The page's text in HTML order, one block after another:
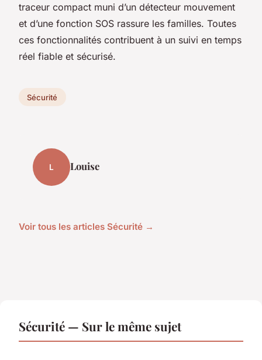
traceur compact muni d’un détecteur mouvement
et d’une fonction SOS rassure les familles. Toutes
ces fonctionnalités contribuent à un suivi en temps
réel fiable et sécurisé.
Sécurité
L Louise
Voir tous les articles Sécurité →
Sécurité — Sur le même sujet